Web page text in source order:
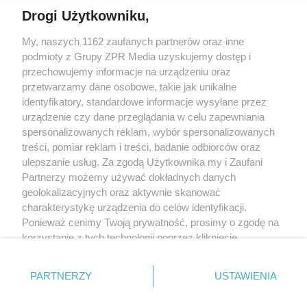
Żaden utwór zamieszczony w serwisie nie może być powielany i
rozpowszechniany lub dalej rozpowszechniany w jakikolwiek sposób (w
tym także elektroniczny lub mechaniczny) na jakimkolwiek polu
eksploatacji w jakiejkolwiek formie, włącznie z umieszczaniem w Internecie
bez pisemnej zgody właściciela praw. Jakiekolwiek użycie lub
wykorzystanie utworów w całości lub w części z naruszeniem prawa, tzn.
bez właściwej zgody, jest zabronione pod groźbą kary i może być ścigane
prawnie.
O nas
Drogi Użytkowniku,
My, naszych 1162 zaufanych partnerów oraz inne
podmioty z Grupy ZPR Media uzyskujemy dostęp i
przechowujemy informacje na urządzeniu oraz
przetwarzamy dane osobowe, takie jak unikalne
identyfikatory, standardowe informacje wysyłane przez
urządzenie czy dane przeglądania w celu zapewniania
spersonalizowanych reklam, wybór spersonalizowanych
treści, pomiar reklam i treści, badanie odbiorców oraz
ulepszanie usług. Za zgodą Użytkownika my i Zaufani
Partnerzy możemy używać dokładnych danych
geolokalizacyjnych oraz aktywnie skanować
charakterystykę urządzenia do celów identyfikacji.
Ponieważ cenimy Twoją prywatność, prosimy o zgodę na
korzystanie z tych technologii poprzez kliknięcie
zmienić/wycofać klikając przycisk ustawień prywatności
znajdujący się w lewym dolnym rogu strony
PARTNERZY USTAWIENIA